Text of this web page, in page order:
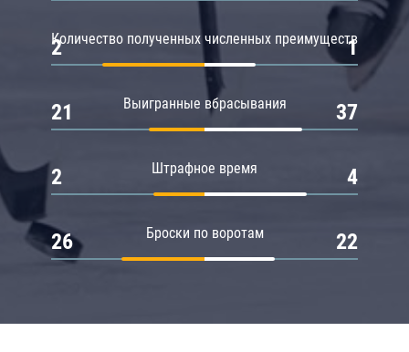
Количество полученных численных преимуществ
2 1
Выигранные вбрасывания
21 37
Штрафное время
2 4
Броски по воротам
26 22